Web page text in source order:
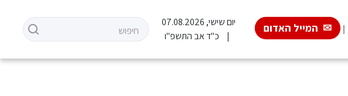
המייל האדום
יום שישי, 07.08.2026
כ"ד אב התשפ"ו